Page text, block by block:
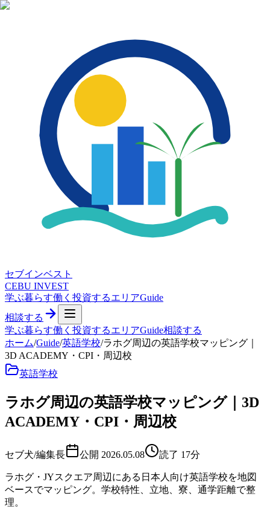
セブインベスト
CEBU INVEST
学ぶ暮らす働く 投資するエリアGuide
相談する
学ぶ暮らす働く 投資するエリアGuide相談する
ホーム/Guide/英語学校/ラホグ周辺の英語学校マッピング｜
3D ACADEMY・CPI・周辺校
英語学校
ラホグ周辺の英語学校マッピング｜3D
ACADEMY・CPI・周辺校
セブ犬/編集長 公開 2026.05.08 読了 17分
ラホグ・JYスクエア周辺にある日本人向け英語学校を地図
ベースでマッピング。学校特性、立地、寮、通学距離で整
理。